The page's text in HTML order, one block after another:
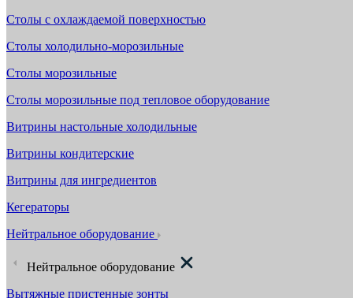
Столы с охлаждаемой поверхностью
Столы холодильно-морозильные
Столы морозильные
Столы морозильные под тепловое оборудование
Витрины настольные холодильные
Витрины кондитерские
Витрины для ингредиентов
Кегераторы
Нейтральное оборудование
Нейтральное оборудование
Вытяжные пристенные зонты